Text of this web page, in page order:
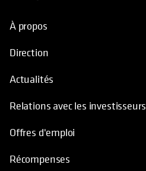
À propos
Direction
Actualités
Relations avec les investisseurs
Offres d'emploi
Récompenses